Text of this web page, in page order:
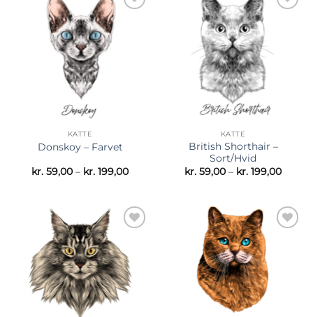
Tilføj til
ønskeliste
KATTE
Donskoy – Farvet
kr. 59,00 – kr. 199,00Prisinterval:
Tilføj til
ønskeliste
KATTE
British Shorthair –
Sort/Hvid
kr. 59,00 – kr. 199,00
Tilføj til
ønskeliste
Tilføj til
ønskeliste